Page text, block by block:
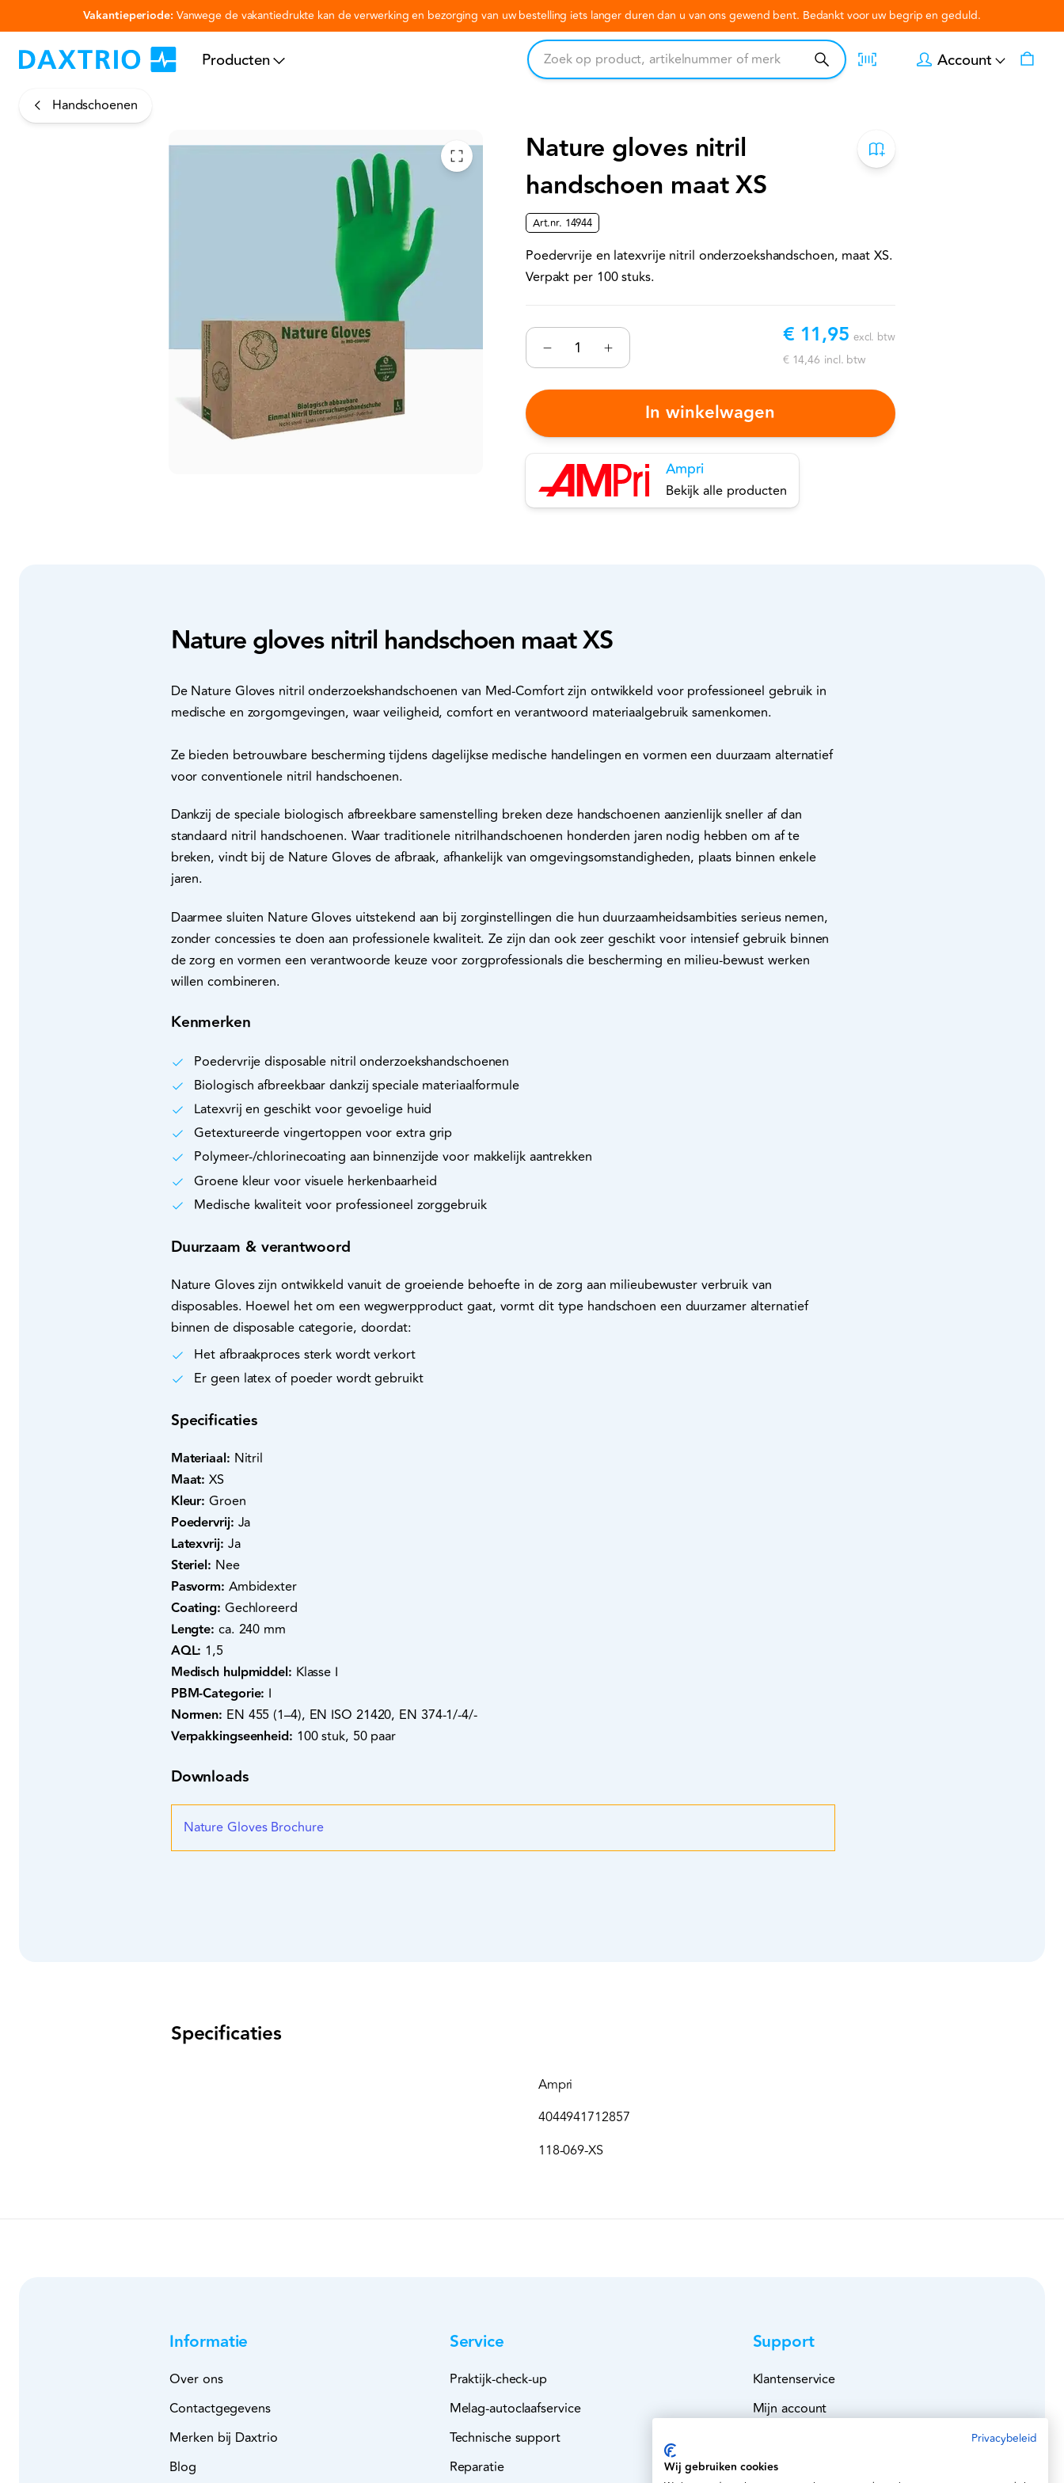
Vakantieperiode: Vanwege de vakantiedrukte kan de verwerking en bezorging van uw bestelling iets langer duren dan u van ons gewend bent. Bedankt voor uw begrip en geduld.
Producten Account
Handschoenen
Nature gloves nitril
handschoen maat XS
Art.nr. 14944
Poedervrije en latexvrije nitril onderzoekshandschoen, maat XS.
Verpakt per 100 stuks.
€ 11,95 excl. btw
€ 14,46 incl. btw
In winkelwagen
Ampri
Bekijk alle producten
Nature gloves nitril handschoen maat XS
De Nature Gloves nitril onderzoekshandschoenen van Med‑Comfort zijn ontwikkeld voor professioneel gebruik in
medische en zorgomgevingen, waar veiligheid, comfort en verantwoord materiaalgebruik samenkomen.
Ze bieden betrouwbare bescherming tijdens dagelijkse medische handelingen en vormen een duurzaam alternatief
voor conventionele nitril handschoenen.
Dankzij de speciale biologisch afbreekbare samenstelling breken deze handschoenen aanzienlijk sneller af dan
standaard nitril handschoenen. Waar traditionele nitrilhandschoenen honderden jaren nodig hebben om af te
breken, vindt bij de Nature Gloves de afbraak, afhankelijk van omgevingsomstandigheden, plaats binnen enkele
jaren.
Daarmee sluiten Nature Gloves uitstekend aan bij zorginstellingen die hun duurzaamheidsambities serieus nemen,
zonder concessies te doen aan professionele kwaliteit. Ze zijn dan ook zeer geschikt voor intensief gebruik binnen
de zorg en vormen een verantwoorde keuze voor zorgprofessionals die bescherming en milieu‑bewust werken
willen combineren.
Kenmerken
Poedervrije disposable nitril onderzoekshandschoenen
Biologisch afbreekbaar dankzij speciale materiaalformule
Latexvrij en geschikt voor gevoelige huid
Getextureerde vingertoppen voor extra grip
Polymeer‑/chlorinecoating aan binnenzijde voor makkelijk aantrekken
Groene kleur voor visuele herkenbaarheid
Medische kwaliteit voor professioneel zorggebruik
Duurzaam & verantwoord
Nature Gloves zijn ontwikkeld vanuit de groeiende behoefte in de zorg aan milieubewuster verbruik van
disposables. Hoewel het om een wegwerpproduct gaat, vormt dit type handschoen een duurzamer alternatief
binnen de disposable categorie, doordat:
Het afbraakproces sterk wordt verkort
Er geen latex of poeder wordt gebruikt
Specificaties
Materiaal: Nitril
Maat:XS
Kleur:Groen
Poedervrij: Ja
Latexvrij: Ja
Steriel: Nee
Pasvorm: Ambidexter
Coating: Gechloreerd
Lengte: ca. 240 mm
AQL: 1,5
Medisch hulpmiddel: Klasse I
PBM-Categorie: I
Normen: EN 455 (1–4), EN ISO 21420, EN 374‑1/‑4/‑
Verpakkingseenheid: 100 stuk, 50 paar
Downloads
Nature Gloves Brochure
Specificaties
Ampri
4044941712857
118-069-XS
Informatie
Over ons
Contactgegevens
Merken bij Daxtrio
Blog
Service
Praktijk-check-up
Melag-autoclaafservice
Technische support
Reparatie
Support
Klantenservice
Mijn account
Veilig betalen
Privacybeleid
Wij gebruiken cookies